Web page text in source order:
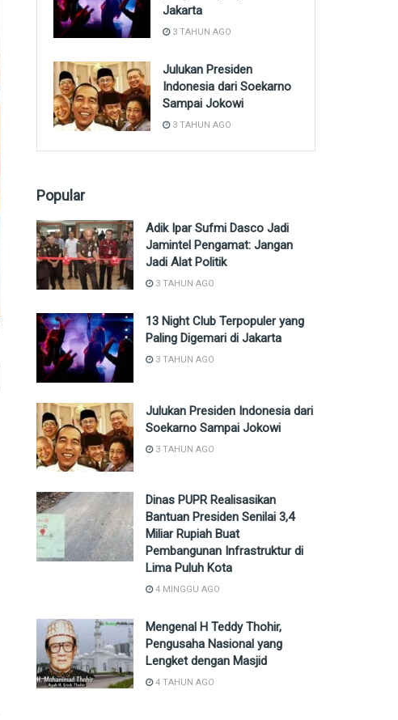
Jakarta
3 TAHUN AGO
Julukan Presiden
Indonesia dari Soekarno
Sampai Jokowi
3 TAHUN AGO
Popular
Adik Ipar Sufmi Dasco Jadi
Jamintel Pengamat: Jangan
Jadi Alat Politik
3 TAHUN AGO
13 Night Club Terpopuler yang
Paling Digemari di Jakarta
3 TAHUN AGO
Julukan Presiden Indonesia dari
Soekarno Sampai Jokowi
3 TAHUN AGO
Dinas PUPR Realisasikan
Bantuan Presiden Senilai 3,4
Miliar Rupiah Buat
Pembangunan Infrastruktur di
Lima Puluh Kota
4 MINGGU AGO
Mengenal H Teddy Thohir,
Pengusaha Nasional yang
Lengket dengan Masjid
4 TAHUN AGO